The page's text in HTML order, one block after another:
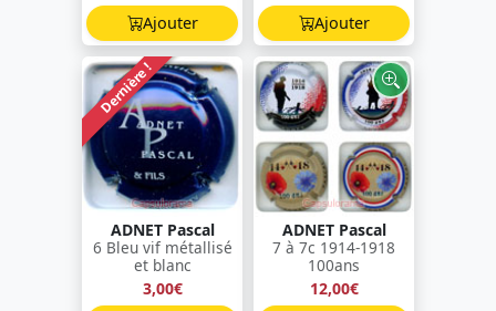
Ajouter
Ajouter
Dernière !
ADNET Pascal
6 Bleu vif métallisé
et blanc
3,00€
ADNET Pascal
7 à 7c 1914-1918
100ans
12,00€